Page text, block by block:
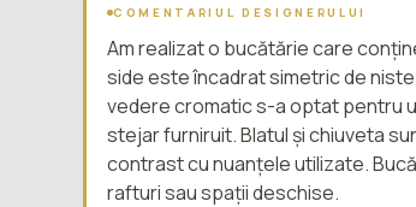
COMENTARIUL DESIGNERULUI
Am realizat o bucătărie care
side este încadrat simetric de
vedere cromatic s-a optat pentru
stejar furniruit. Blatul și chiuveta
contrast cu nuanțele utilizate.
rafturi sau spații deschise.